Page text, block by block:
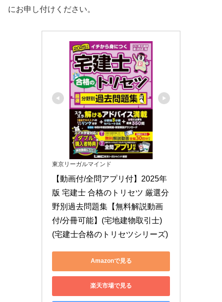
にお申し付けください。
東京リーガルマインド
【動画付/全問アプリ付】2025年
版 宅建士 合格のトリセツ 厳選分
野別過去問題集【無料解説動画
付/分冊可能】(宅地建物取引士)
(宅建士合格のトリセツシリーズ)
Amazonで見る
楽天市場で見る